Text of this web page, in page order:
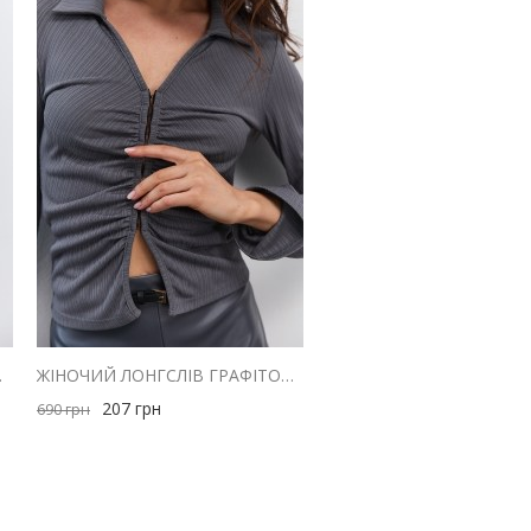
ЗБОКУ ЖІНОЧИЙ ЛОНГСЛІВ ГРАФІТОВИЙ З ДРАПІРУВАННЯМ ТА ВІДКЛАДНИМ КОМІРОМ
690грн 207 грн